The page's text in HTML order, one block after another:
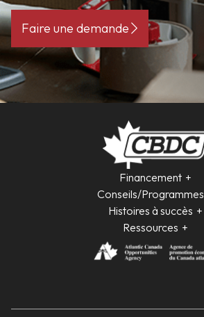
Faire une demande
Financement
Conseils/Programmes
Histoires à succès
Ressources